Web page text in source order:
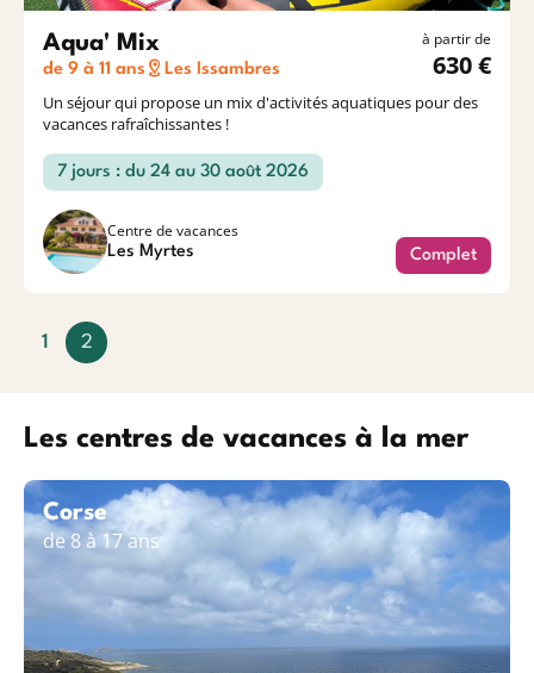
Aqua' Mix
de 9 à 11 ans Les Issambres
à partir de
630 €
Un séjour qui propose un mix d'activités aquatiques pour des
vacances rafraîchissantes !
7 jours : du 24 au 30 août 2026
Centre de vacances
Les Myrtes Complet
1 2
r
e
n
Les centres de vacances à la mer
Corse
de 8 à 17 ans